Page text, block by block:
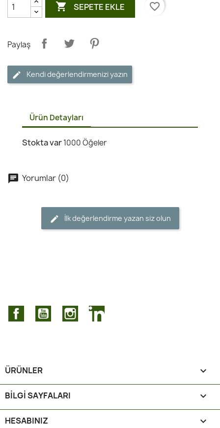
 SEPETE EKLE favorite_border
Paylaş
Kendi değerlendirmenizi yazın
Ürün Detayları
Stokta var1000 Öğeler
Yorumlar (0)
İlk değerlendirme yazan siz olun
FacebookYouTube Instagram
ÜRÜNLER 
BILGI SAYFALARI 
HESABINIZ 